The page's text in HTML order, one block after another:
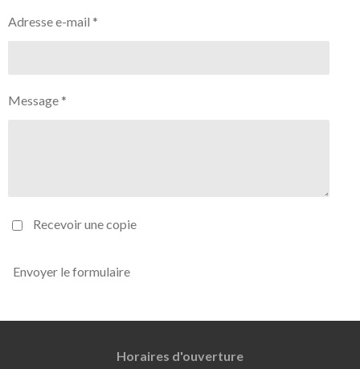
Adresse e-mail *
Message *
Recevoir une copie
Envoyer le formulaire
Horaires d'ouverture